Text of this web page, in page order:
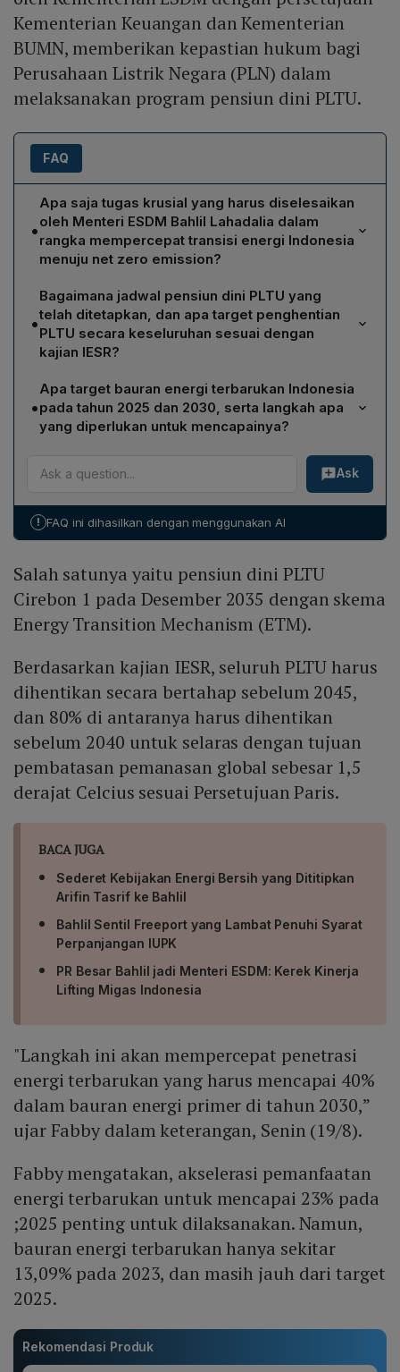
Kementerian Keuangan dan Kementerian
BUMN, memberikan kepastian hukum bagi
Perusahaan Listrik Negara (PLN) dalam
melaksanakan program pensiun dini PLTU.
FAQ
•
Apa saja tugas krusial yang harus diselesaikan
oleh Menteri ESDM Bahlil Lahadalia dalam
rangka mempercepat transisi energi Indonesia
menuju net zero emission?
Menurut Fabby Tumiwa, Bahlil harus menuntaskan
implementasi peta jalan penutupan PLTU yang diatur
Perpres No.112/2022, memastikan PLN meningkatkan
kapasitas energi terbarukan dalam RUPTL 2024,
RUU EBET, serta menjamin kelanjutan kemitraan Just
Energy Transition Partnership (JETP) dengan
menyiapkan proyek energi terbarukan yang layak dan
•
Bagaimana jadwal pensiun dini PLTU yang
telah ditetapkan, dan apa target penghentian
PLTU secara keseluruhan sesuai dengan
kajian IESR?
Pensiun dini PLTU Cirebon 1 dijadwalkan pada
Desember 2035 dengan skema Energy Transition
Mechanism (ETM). Kajian IESR menargetkan seluruh
PLTU harus dihentikan secara bertahap sebelum 2045,
dengan 80 % penghentian tercapai sebelum 2040,
selaras dengan batas pemanasan global 1,5 °C pada
•
Apa target bauran energi terbarukan Indonesia
pada tahun 2025 dan 2030, serta langkah apa
yang diperlukan untuk mencapainya?
Target bauran energi terbarukan adalah 23 % pada
2025 dan 40 % pada 2030. Untuk mencapainya,
diperlukan akselerasi pemanfaatan energi terbarukan,
power wheeling, serta reformasi kebijakan yang
konsisten dari mitra internasional melalui JETP.
Ask
! FAQ ini dihasilkan dengan menggunakan AI
Salah satunya yaitu pensiun dini PLTU
Cirebon 1 pada Desember 2035 dengan skema
Energy Transition Mechanism (ETM).
Berdasarkan kajian IESR, seluruh PLTU harus
dihentikan secara bertahap sebelum 2045,
dan 80% di antaranya harus dihentikan
sebelum 2040 untuk selaras dengan tujuan
pembatasan pemanasan global sebesar 1,5
derajat Celcius sesuai Persetujuan Paris.
BACA JUGA
Sederet Kebijakan Energi Bersih yang Dititipkan
Arifin Tasrif ke Bahlil
Bahlil Sentil Freeport yang Lambat Penuhi Syarat
Perpanjangan IUPK
PR Besar Bahlil jadi Menteri ESDM: Kerek Kinerja
Lifting Migas Indonesia
"Langkah ini akan mempercepat penetrasi
energi terbarukan yang harus mencapai 40%
dalam bauran energi primer di tahun 2030,”
ujar Fabby dalam keterangan, Senin (19/8).
Fabby mengatakan, akselerasi pemanfaatan
energi terbarukan untuk mencapai 23% pada
;2025 penting untuk dilaksanakan. Namun,
bauran energi terbarukan hanya sekitar
13,09% pada 2023, dan masih jauh dari target
2025.
Rekomendasi Produk